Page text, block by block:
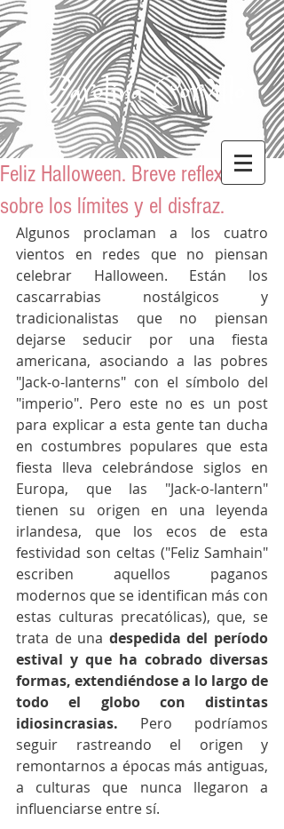
Carolina Corvillo
Feliz Halloween. Breve reflexión
sobre los límites y el disfraz.
Algunos proclaman a los cuatro
vientos en redes que no piensan
celebrar Halloween. Están los
cascarrabias nostálgicos y
tradicionalistas que no piensan
dejarse seducir por una fiesta
americana, asociando a las pobres
"Jack-o-lanterns" con el símbolo del
"imperio". Pero este no es un post
para explicar a esta gente tan ducha
en costumbres populares que esta
fiesta lleva celebrándose siglos en
Europa, que las "Jack-o-lantern"
tienen su origen en una leyenda
irlandesa, que los ecos de esta
festividad son celtas ("Feliz Samhain"
escriben aquellos paganos
modernos que se identifican más con
estas culturas precatólicas), que, se
trata de una despedida del período
estival y que ha cobrado diversas
formas, extendiéndose a lo largo de
todo el globo con distintas
idiosincrasias. Pero podríamos
seguir rastreando el origen y
remontarnos a épocas más antiguas,
a culturas que nunca llegaron a
influenciarse entre sí.